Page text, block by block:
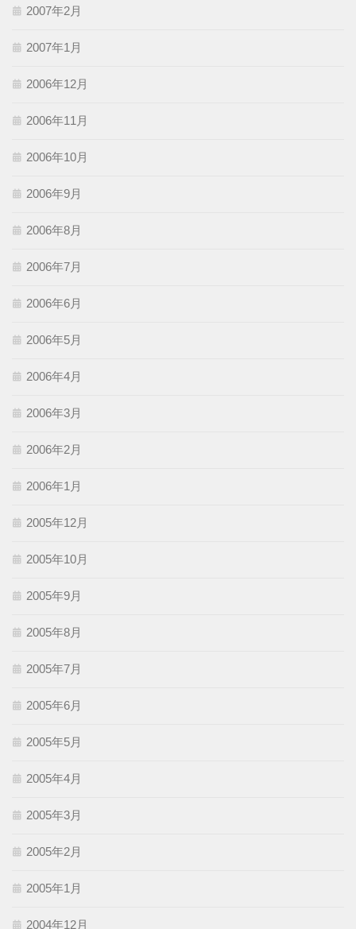
2007年2月
2007年1月
2006年12月
2006年11月
2006年10月
2006年9月
2006年8月
2006年7月
2006年6月
2006年5月
2006年4月
2006年3月
2006年2月
2006年1月
2005年12月
2005年10月
2005年9月
2005年8月
2005年7月
2005年6月
2005年5月
2005年4月
2005年3月
2005年2月
2005年1月
2004年12月